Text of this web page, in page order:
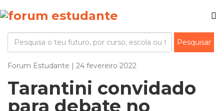
Forum Estudante | 24 fevereiro 2022
Tarantini convidado
para debate no